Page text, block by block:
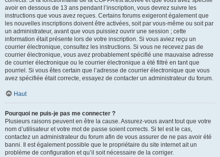
avoir en dessous de 13 ans pendant l’inscription, vous devrez suivre les
instructions que vous avez reçues. Certains forums exigeront également que
les nouvelles inscriptions doivent être activées, soit par vous-même ou soit par
un administrateur, avant que vous puissiez ouvrir une session ; cette
information était présente lors de votre inscription. Si vous aviez reçu un
courrier électronique, consultez les instructions. Si vous ne recevez pas de
courrier électronique, vous avez probablement spécifié une mauvaise adresse
de courrier électronique ou le courrier électronique a été filtré en tant que
pourriel. Si vous êtes certain que l’adresse de courrier électronique que vous
avez spécifiée était correcte, essayez de contacter un administrateur du forum.
Haut
Pourquoi ne puis-je pas me connecter ?
Plusieurs raisons peuvent en être la cause. Assurez-vous avant tout que votre
nom d’utilisateur et votre mot de passe soient corrects. Si tel est le cas,
contactez un administrateur du forum afin de vous assurer de ne pas avoir été
banni. Il est également possible que le propriétaire du site internet ait un
problème de configuration et qu’il soit nécessaire de la corriger.